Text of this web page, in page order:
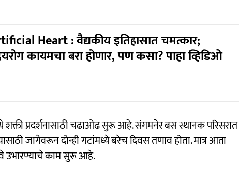
Heart : वैद्यकीय इतिहासात चमत्कार;
कायमचा बरा होणार, पण कसा? पाहा व्हिडिओ
शक्ती प्रदर्शनासाठी चढाओढ सुरू आहे. संगमनेर बस स्थानक परिसरात
जागेवरून दोन्ही गटांमध्ये बरेच दिवस तणाव होता. मात्र आता
उभारण्याचे काम सुरू आहे.